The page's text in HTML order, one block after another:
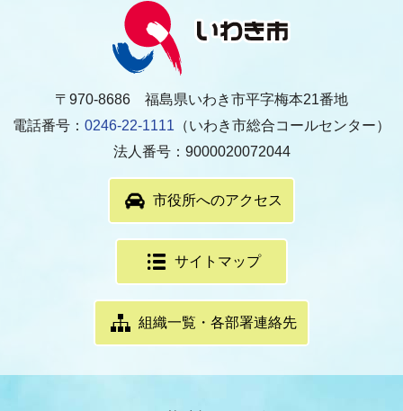
〒970-8686 福島県いわき市平字梅本21番地
電話番号： 0246-22-1111 （いわき市総合コールセンター）
法人番号：9000020072044
市役所へのアクセス
サイトマップ
組織一覧・各部署連絡先